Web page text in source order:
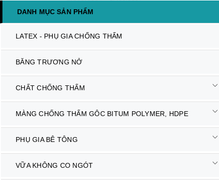
DANH MỤC SẢN PHẨM
LATEX - PHỤ GIA CHỐNG THẤM
BĂNG TRƯƠNG NỞ
CHẤT CHỐNG THẤM
MÀNG CHỐNG THẤM GÔC BITUM POLYMER, HDPE
PHỤ GIA BÊ TÔNG
VỮA KHÔNG CO NGÓT